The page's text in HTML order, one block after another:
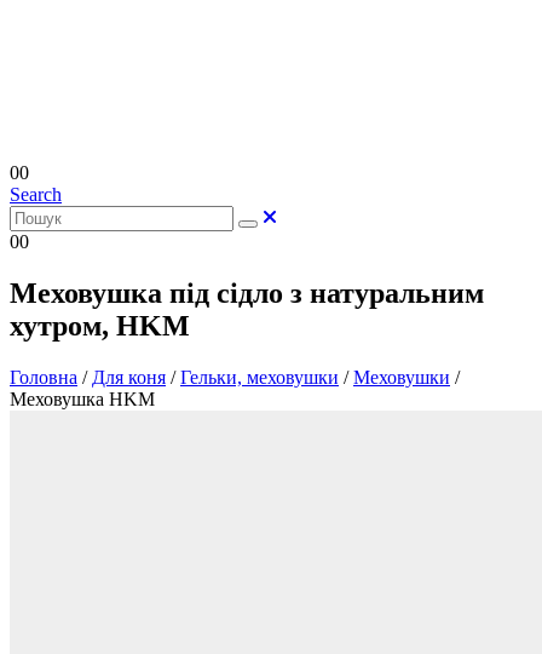
00
Search
00
Меховушка під сідло з натуральним
хутром, HKM
Головна / Для коня /Гельки, меховушки /Меховушки /
Меховушка HKM